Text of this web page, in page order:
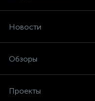
Новости
Обзоры
Проекты